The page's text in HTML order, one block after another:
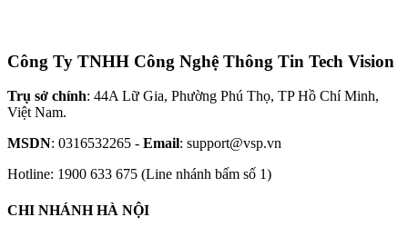
Công Ty TNHH Công Nghệ Thông Tin Tech Vision
Trụ sở chính: 44A Lữ Gia, Phường Phú Thọ, TP Hồ Chí Minh,
Việt Nam.
MSDN: 0316532265 - Email: support@vsp.vn
Hotline: 1900 633 675 (Line nhánh bấm số 1)
CHI NHÁNH HÀ NỘI